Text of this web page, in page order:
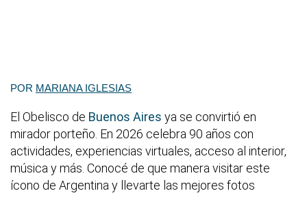
POR MARIANA IGLESIAS
El Obelisco de Buenos Aires ya se convirtió en
mirador porteño. En 2026 celebra 90 años con
actividades, experiencias virtuales, acceso al interior,
música y más. Conocé de que manera visitar este
ícono de Argentina y llevarte las mejores fotos